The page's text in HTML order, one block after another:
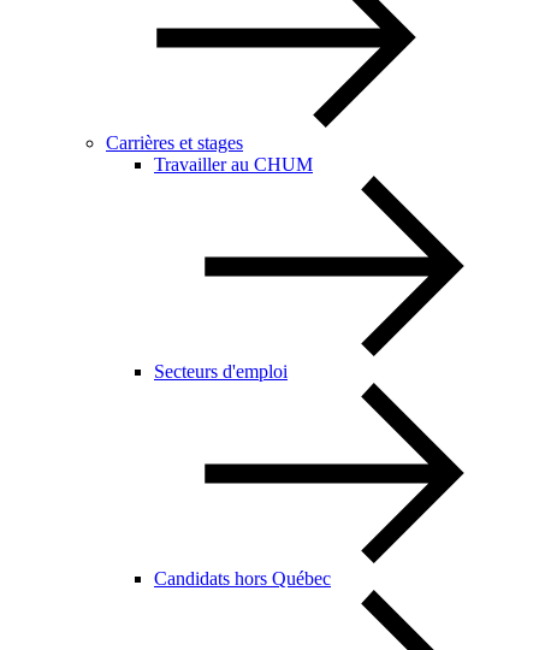
Carrières et stages
Travailler au CHUM
Secteurs d'emploi
Candidats hors Québec